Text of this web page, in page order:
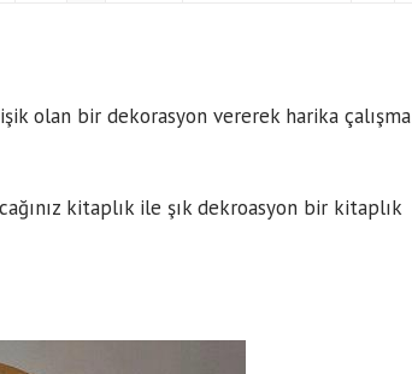
olan bir dekorasyon vererek harika çalışma
kitaplık ile şık dekroasyon bir kitaplık